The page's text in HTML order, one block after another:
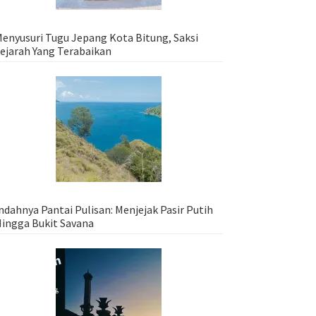
Tugu Jepang Kota Bitung, Saksi
Yang Terabaikan
Pantai Pulisan: Menjejak Pasir Putih
Bukit Savana